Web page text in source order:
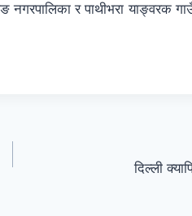
र पाथीभरा याङ्वरक
दिल्ली